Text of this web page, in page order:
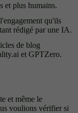
et plus humains.
qu'ils
rédigé par une IA.
de blog
et GPTZero.
et même le
voulions vérifier si